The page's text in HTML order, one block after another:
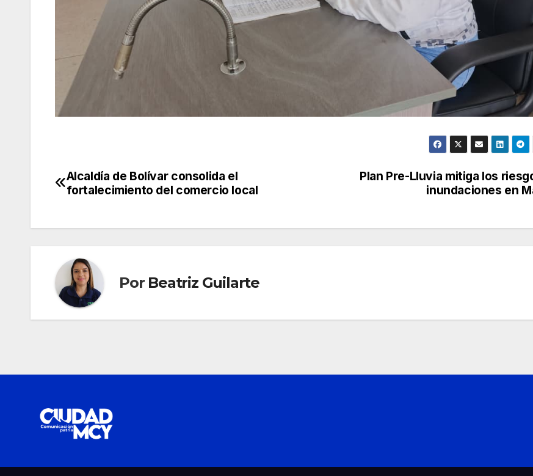
Navegación
entradas
Plan Pre-Lluvia mitiga los
inundaciones en
Alcaldía de Bolívar consolida el
fortalecimiento del comercio local
Por Beatriz Guilarte